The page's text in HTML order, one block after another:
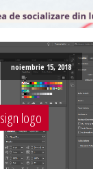
noiembrie 15, 2018
logo